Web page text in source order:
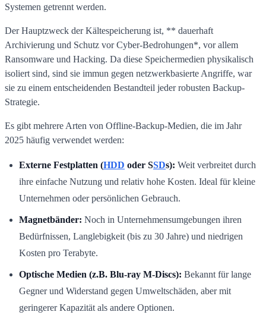
Systemen getrennt werden.
Der Hauptzweck der Kältespeicherung ist, ** dauerhaft
Archivierung und Schutz vor Cyber-Bedrohungen*, vor allem
Ransomware und Hacking. Da diese Speichermedien physikalisch
isoliert sind, sind sie immun gegen netzwerkbasierte Angriffe, war
sie zu einem entscheidenden Bestandteil jeder robusten Backup-
Strategie.
Es gibt mehrere Arten von Offline-Backup-Medien, die im Jahr
2025 häufig verwendet werden:
Externe Festplatten (HDD oder SSDs): Weit verbreitet durch
ihre einfache Nutzung und relativ hohe Kosten. Ideal für kleine
Unternehmen oder persönlichen Gebrauch.
Magnetbänder: Noch in Unternehmensumgebungen ihren
Bedürfnissen, Langlebigkeit (bis zu 30 Jahre) und niedrigen
Kosten pro Terabyte.
Optische Medien (z.B. Blu-ray M-Discs): Bekannt für lange
Gegner und Widerstand gegen Umweltschäden, aber mit
geringerer Kapazität als andere Optionen.